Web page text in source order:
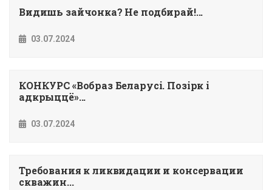
Видишь зайчонка? Не подбирай!...
03.07.2024
КОНКУРС «Вобраз Беларусi. Позiрк i
адкрыццё»...
03.07.2024
Требования к ликвидации и консервации
скважин...